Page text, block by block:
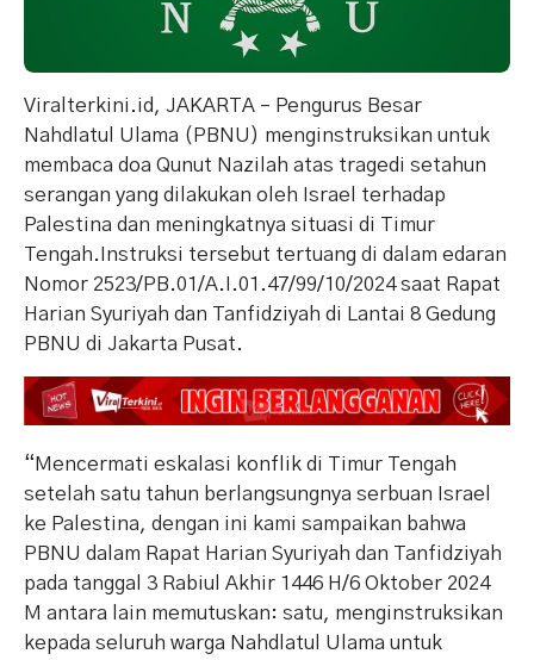
Viralterkini.id, JAKARTA – Pengurus Besar
Nahdlatul Ulama (PBNU) menginstruksikan untuk
membaca doa Qunut Nazilah atas tragedi setahun
serangan yang dilakukan oleh Israel terhadap
Palestina dan meningkatnya situasi di Timur
Tengah. Instruksi tersebut tertuang di dalam edaran
Nomor 2523/PB.01/A.I.01.47/99/10/2024 saat Rapat
Harian Syuriyah dan Tanfidziyah di Lantai 8 Gedung
PBNU di Jakarta Pusat.
“Mencermati eskalasi konflik di Timur Tengah
setelah satu tahun berlangsungnya serbuan Israel
ke Palestina, dengan ini kami sampaikan bahwa
PBNU dalam Rapat Harian Syuriyah dan Tanfidziyah
pada tanggal 3 Rabiul Akhir 1446 H/6 Oktober 2024
M antara lain memutuskan: satu, menginstruksikan
kepada seluruh warga Nahdlatul Ulama untuk